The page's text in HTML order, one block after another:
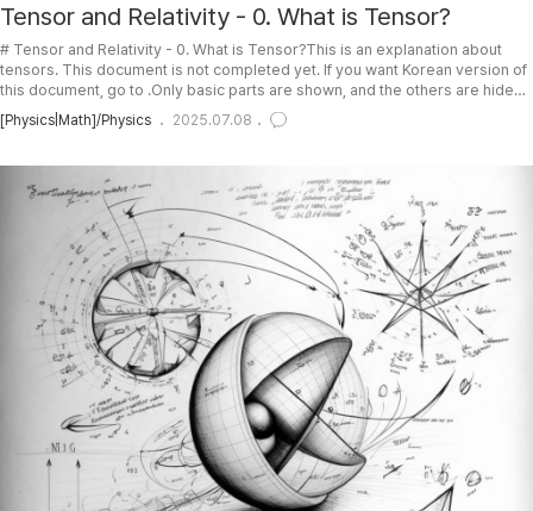
Tensor and Relativity - 0. What is Tensor?
# Tensor and Relativity - 0. What is Tensor?This is an explanation about
tensors. This document is not completed yet. If you want Korean version of
this document, go to .Only basic parts are shown, and the others are hiden
initially. Click the Show/Hide buttons to toggle the view.Use google
translate (in chrome browser) if you wanna know what korean means. I will
[Physics|Math]/Physics 2025.07.08